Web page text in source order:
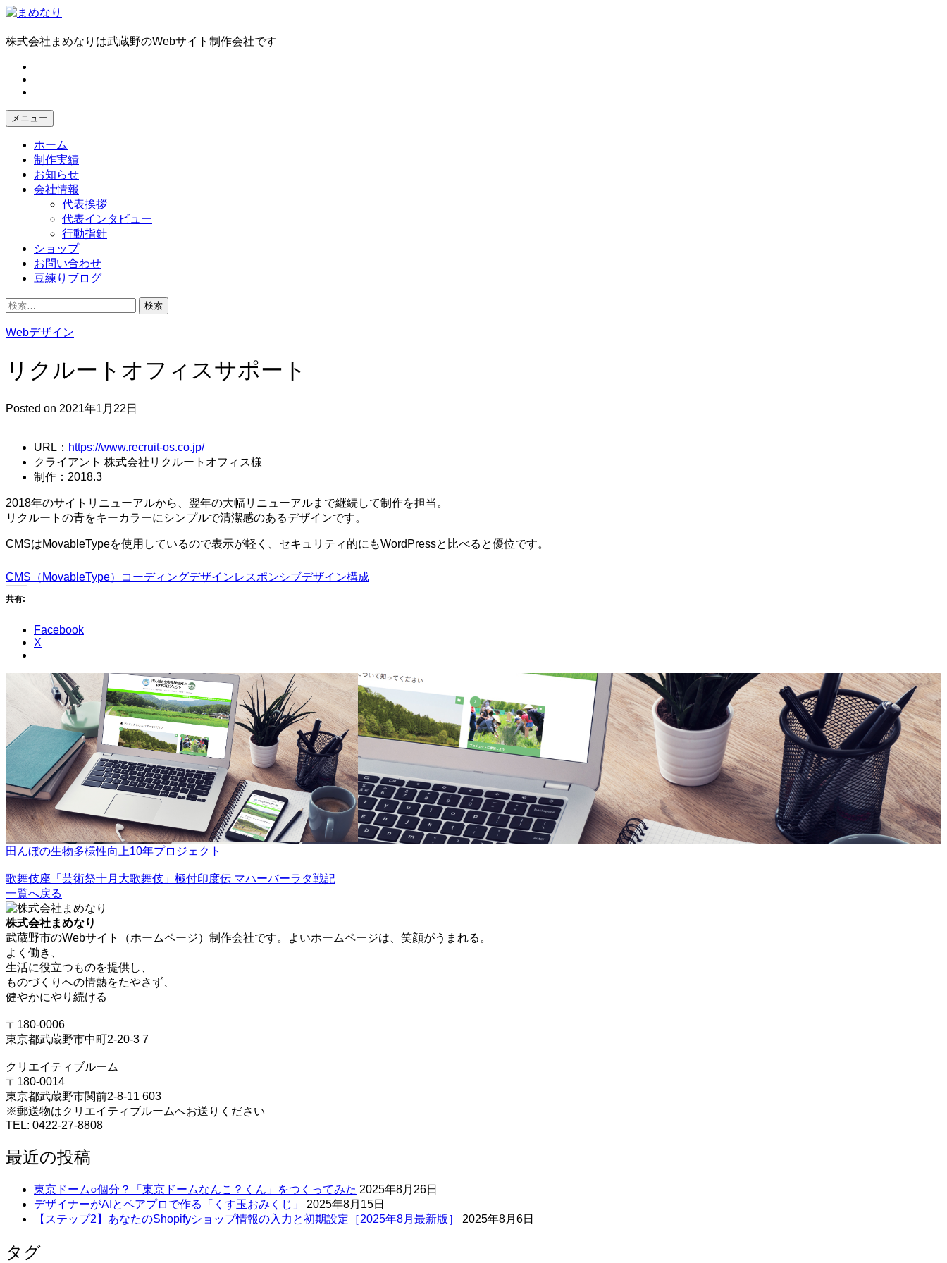
コ
テ
キ
ッ
株式会社まめなりは武蔵野のWebサイト制作会社です
メニュー
ホーム
制作実績
お知らせ
会社情報
代表挨拶
代表インタビュー
行動指針
ショップ
お問い合わせ
豆練りブログ
検
Webデザイン
リクルートオフィスサポート
Posted on 2021年1月22日
URL： https://www.recruit-os.co.jp/
クライアント 株式会社リクルートオフィス様
制作：2018.3
2018年のサイトリニューアルから、翌年の大幅リニューアルまで継続して制作を担当。
リクルートの青をキーカラーにシンプルで清潔感のあるデザインです。
CMSはMovableTypeを使用しているので表示が軽く、セキュリティ的にもWordPressと比べると優位です。
CMS（MovableType） コーディングデザインレスポンシブデザイン構成
共有:
Facebook
X
田んぼの生物多様性向上10年プロジェクト
歌舞伎座「芸術祭十月大歌舞伎」極付印度伝 マハーバーラタ戦記
一覧へ戻る
株式会社まめなり
武蔵野市のWebサイト（ホームページ）制作会社です。よいホームページは、笑顔がうまれる。
よく働き、
生活に役立つものを提供し、
ものづくりへの情熱をたやさず、
健やかにやり続ける
〒180-0006
東京都武蔵野市中町2-20-3 7
クリエイティブルーム
〒180-0014
東京都武蔵野市関前2-8-11 603
※郵送物はクリエイティブルームへお送りください
TEL: 0422-27-8808
最近の投稿
東京ドーム○個分？「東京ドームなんこ？くん」をつくってみた 2025年8月26日
デザイナーがAIとペアプロで作る「くす玉おみくじ」
2025年8月15日
【ステップ2】あなたのShopifyショップ情報の入力と初期設定［2025年8月最新版］
2025年8月6日
タグ